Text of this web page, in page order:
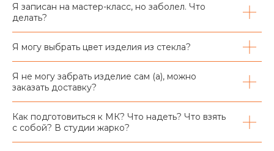
Я записан на мастер-класс, но заболел. Что
делать?
Я могу выбрать цвет изделия из стекла?
Я не могу забрать изделие сам (а), можно
заказать доставку?
Как подготовиться к МК? Что надеть? Что взять
с собой? В студии жарко?